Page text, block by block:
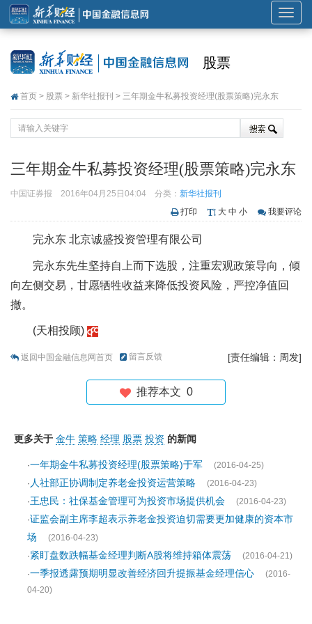
展
开
股票
首页 > 股票 > 新华社报刊 > 三年期金牛私募投资经理(股票策略)完永东
三年期金牛私募投资经理(股票策略)完永东
中国证券报 2016年04月25日04:04 分类： 新华社报刊
打印
大 中 小 我要评论
完永东 北京诚盛投资管理有限公司
完永东先生坚持自上而下选股，注重宏观政策导向，倾
向左侧交易，甘愿牺牲收益来降低投资风险，严控净值回
撤。
(天相投顾)
返回中国金融信息网首页 留言反馈 [责任编辑：周发]
推荐本文 0
更多关于 金牛 策略 经理 股票 投资 的新闻
·一年期金牛私募投资经理(股票策略)于军
(2016-04-25)
· 人社部正协调制定养老金投资运营策略
(2016-04-23)
·王忠民：社保基金管理可为投资市场提供机会
(2016-04-23)
·证监会副主席李超表示养老金投资迫切需要更加健康的资本市
场
(2016-04-23)
·紧盯盘数跌幅基金经理判断A股将维持箱体震荡
(2016-04-21)
·一季报透露预期明显改善经济回升提振基金经理信心
(2016-
04-20)